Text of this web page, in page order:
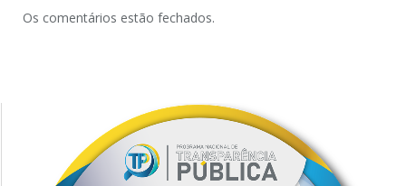
Os comentários estão fechados.